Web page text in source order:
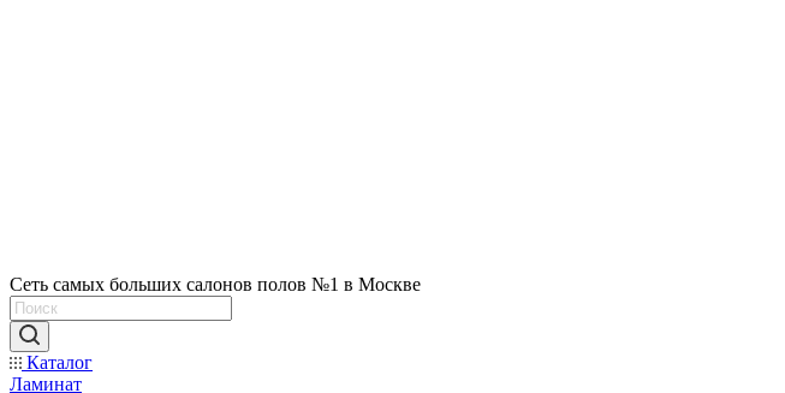
Сеть самых больших салонов полов №1 в Москве
Каталог
Ламинат